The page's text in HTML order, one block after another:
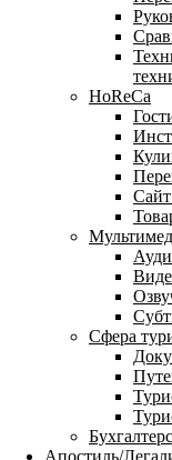
HoReCa
Сфера
Апостиль/